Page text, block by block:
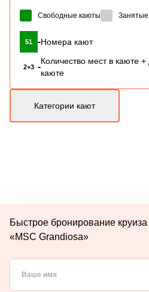
Свободные каюты
51 -Номера кают
2+3 -
Количество мест в каюте
каюте
Категории кают
Быстрое бронирование
«MSC Grandiosa»
Ваше имя